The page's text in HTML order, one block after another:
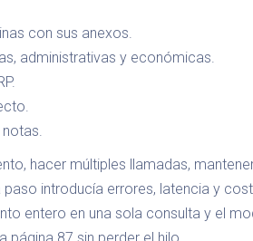
con sus anexos.
administrativas y económicas.
hacer múltiples llamadas,
introducía errores, latencia y
entero en una sola consulta y el